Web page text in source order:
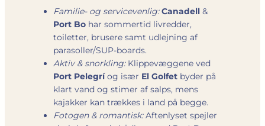
Familie- og servicevenlig: Canadell &
Port Bo har sommertid livredder,
toiletter, brusere samt udlejning af
parasoller/SUP-boards.
Aktiv & snorkling:Klippevæggene ved
Port Pelegríog især El Golfet byder på
klart vand og stimer af salps, mens
kajakker kan trækkes i land på begge.
Fotogen & romantisk:Aftenlyset spejler